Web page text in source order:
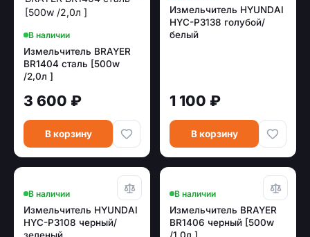
В наличии
Измельчитель BRAYER
BR1404 сталь [500w
/2,0л ]
3 600 ₽
В корзину
Измельчитель HYUNDAI
HYC-P3138 голубой/
белый
1 100 ₽
В корзину
В наличии
Измельчитель HYUNDAI
HYC-P3108 черный/
В наличии
Измельчитель BRAYER
BR1406 черный [500w